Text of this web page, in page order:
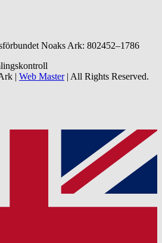
Noaks Ark: 802452–1786
| Web Master| All Rights Reserved.